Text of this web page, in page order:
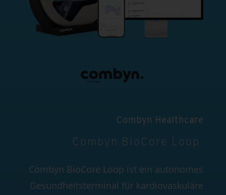
Combyn Healthcare
Combyn BioCore Loop
Combyn BioCore Loop ist ein autonomes
Gesundheitsterminal für kardiovaskuläre